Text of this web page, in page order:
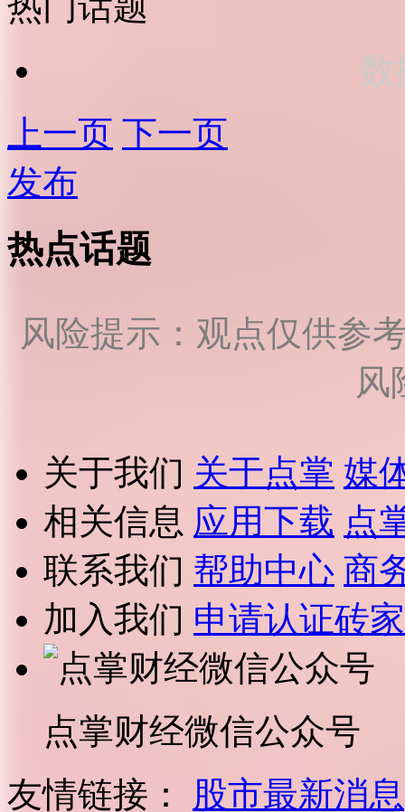
数
上一页 下一页
发布
热点话题
风险提示：观点仅供参
风
关于我们 关于点掌 媒
相关信息 应用下载 点
联系我们 帮助中心 商
加入我们 申请认证砖家
点掌财经微信公众号
友情链接：
股市最新消息